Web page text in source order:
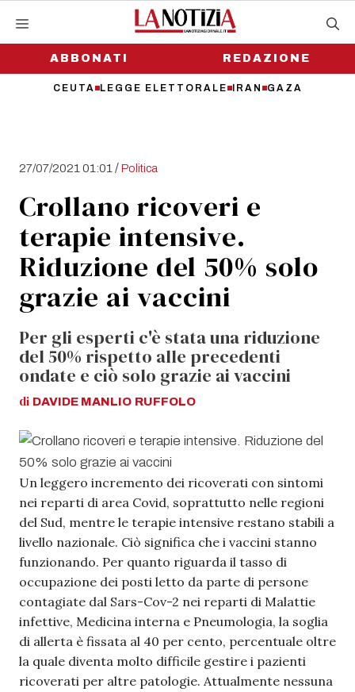
contenutoABBONATI
CEUTA LEGGE ELETTORALE IRAN GAZA
REDAZIONE
27/07/2021 01:01 /Politica
Crollano ricoveri e
terapie intensive.
Riduzione del 50% solo
grazie ai vaccini
Per gli esperti c'è stata una riduzione
del 50% rispetto alle precedenti
ondate e ciò solo grazie ai vaccini
di DAVIDE MANLIO RUFFOLO
Un leggero incremento dei ricoverati con sintomi
nei reparti di area Covid, soprattutto nelle regioni
del Sud, mentre le terapie intensive restano stabili a
livello nazionale. Ciò significa che i vaccini stanno
funzionando. Per quanto riguarda il tasso di
occupazione dei posti letto da parte di persone
contagiate dal Sars-Cov-2 nei reparti di Malattie
infettive, Medicina interna e Pneumologia, la soglia
di allerta è fissata al 40 per cento, percentuale oltre
la quale diventa molto difficile gestire i pazienti
ricoverati per altre patologie. Attualmente nessuna